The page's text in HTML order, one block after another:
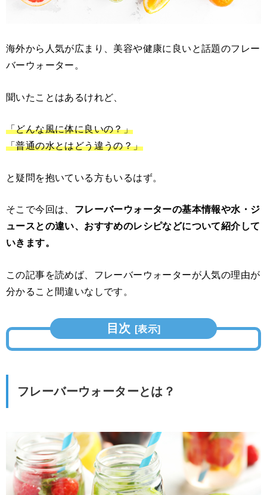
海外から人気が広まり、美容や健康に良いと話題のフレー
バーウォーター。
聞いたことはあるけれど、
「どんな風に体に良いの？」
「普通の水とはどう違うの？」
と疑問を抱いている方もいるはず。
そこで今回は、 フレーバーウォーターの基本情報や水・ジ
ュースとの違い、おすすめのレシピなどについて紹介して
いきます。
この記事を読めば、フレーバーウォーターが人気の理由が
分かること間違いなしです。
目次 [表示]
フレーバーウォーターとは？